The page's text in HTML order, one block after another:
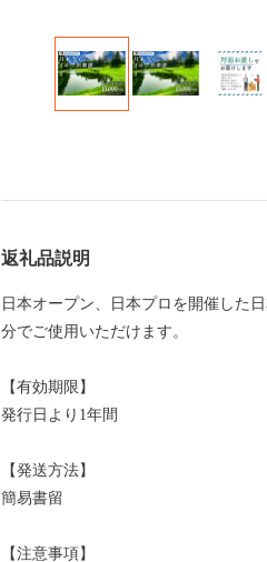
返礼品説明
日本オープン、日本プロを開催した
分でご使用いただけます。
【有効期限】
発行日より1年間
【発送方法】
簡易書留
【注意事項】